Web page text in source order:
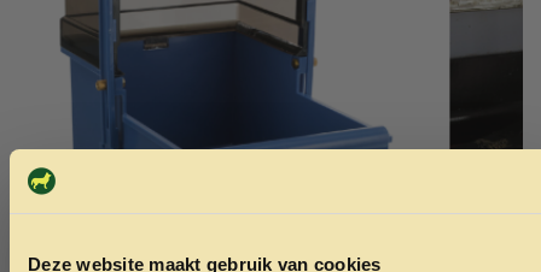
Deze website maakt gebruik van cookies